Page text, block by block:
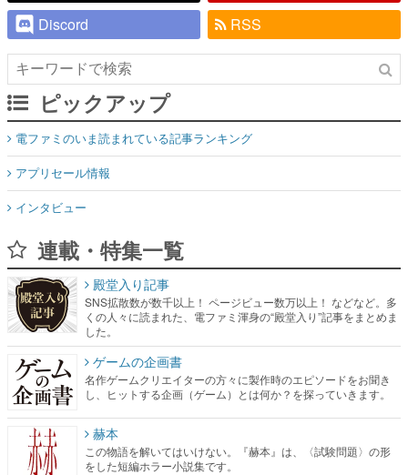
Discord
RSS
ピックアップ
電ファミのいま読まれている記事ランキング
アプリセール情報
インタビュー
連載・特集一覧
殿堂入り記事
SNS拡散数が数千以上！ ページビュー数万以上！ などなど。多
くの人々に読まれた、電ファミ渾身の“殿堂入り”記事をまとめま
した。
ゲームの企画書
名作ゲームクリエイターの方々に製作時のエピソードをお聞き
し、ヒットする企画（ゲーム）とは何か？を探っていきます。
赫本
この物語を解いてはいけない。『赫本』は、〈試験問題〉の形
をした短編ホラー小説集です。